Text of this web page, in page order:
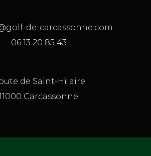
de-carcassonne.com
06 13 20 85 43
de Saint-Hilaire
Carcassonne